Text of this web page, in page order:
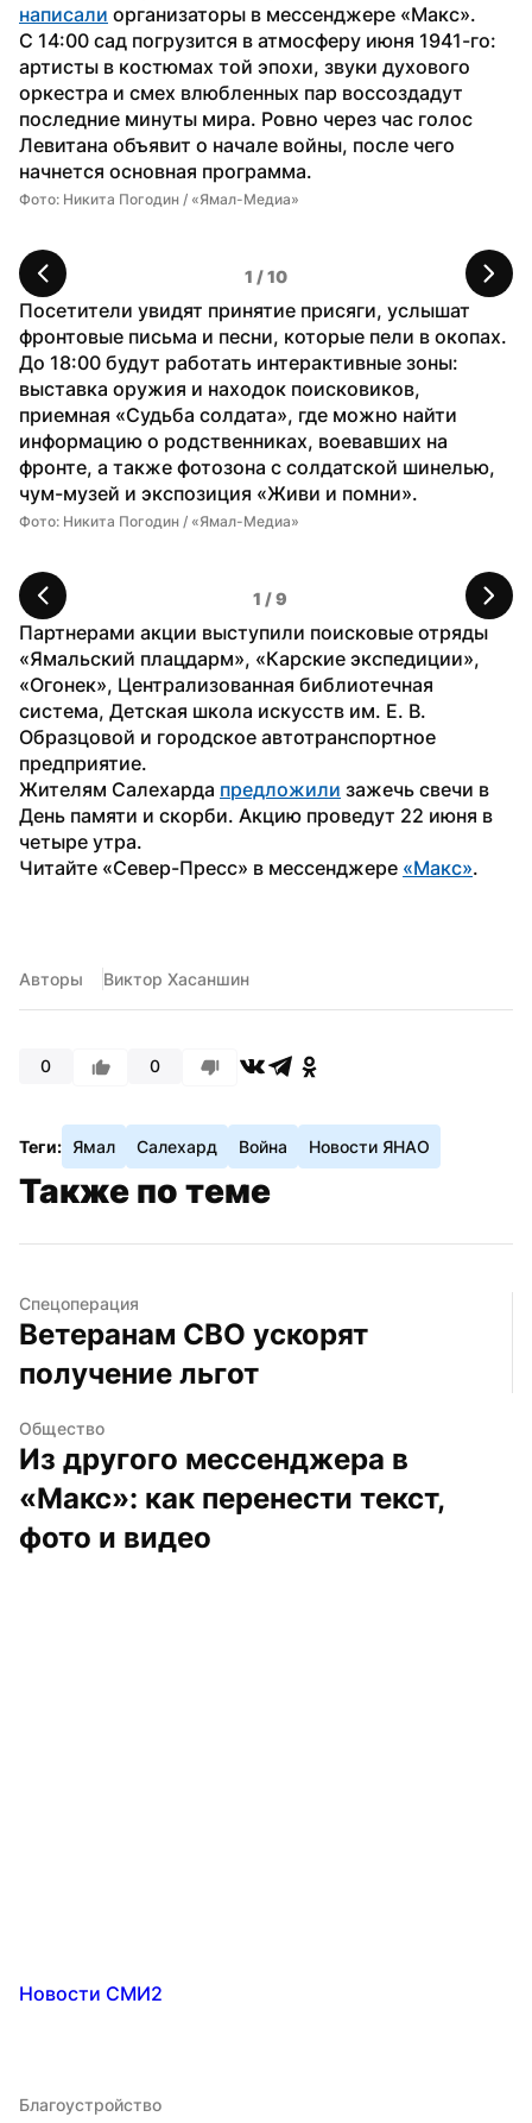
написали организаторы в мессенджере «Макс».
С 14:00 сад погрузится в атмосферу июня 1941-го:
артисты в костюмах той эпохи, звуки духового
оркестра и смех влюбленных пар воссоздадут
последние минуты мира. Ровно через час голос
Левитана объявит о начале войны, после чего
начнется основная программа.
1 / 10
Фото: Никита Погодин / «Ямал-Медиа»
Посетители увидят принятие присяги, услышат
фронтовые письма и песни, которые пели в окопах.
До 18:00 будут работать интерактивные зоны:
выставка оружия и находок поисковиков,
приемная «Судьба солдата», где можно найти
информацию о родственниках, воевавших на
фронте, а также фотозона с солдатской шинелью,
чум-музей и экспозиция «Живи и помни».
1 / 9
Фото: Никита Погодин / «Ямал-Медиа»
Партнерами акции выступили поисковые отряды
«Ямальский плацдарм», «Карские экспедиции»,
«Огонек», Централизованная библиотечная
система, Детская школа искусств им. Е. В.
Образцовой и городское автотранспортное
предприятие.
Жителям Салехарда предложили зажечь свечи в
День памяти и скорби. Акцию проведут 22 июня в
четыре утра.
Читайте «Север-Пресс» в мессенджере «Макс».
Авторы Виктор Хасаншин
0 0
Теги: Ямал Салехард Война Новости ЯНАО
Также по теме
Спецоперация
Ветеранам СВО ускорят
получение льгот
Общество
Из другого мессенджера в
«Макс»: как перенести текст,
фото и видео
Новости СМИ2
Благоустройство